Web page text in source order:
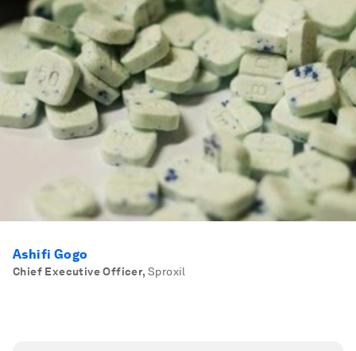
Ashifi Gogo
Chief Executive Officer, Sproxil